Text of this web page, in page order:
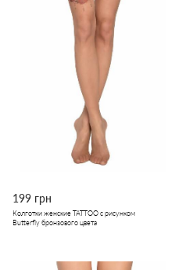
199 грн
Колготки женские TATTOO с рисунком
Butterfly бронзового цвета